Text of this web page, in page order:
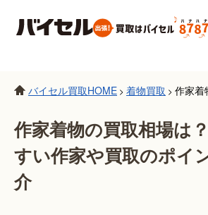
バイセル買取HOME > 着物買取 > 作家着
作家着物の買取相場は
すい作家や買取のポイ
介